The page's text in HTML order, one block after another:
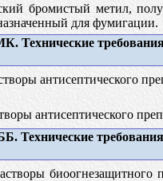
бромистый метил,
для фумигации.
Технические
антисептического
антисептического
Технические